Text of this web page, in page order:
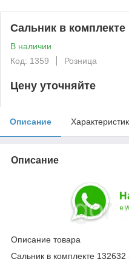
Сальник в комплекте
В наличии
Код: 1359
Розница
Цену уточняйте
Описание
Описание
Описание товара
Сальник в комплекте 132632